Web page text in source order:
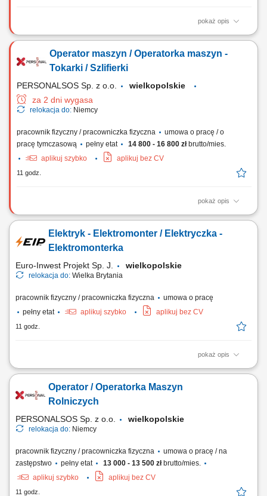
pokaż opis
Twój dzień w pracy: Praca fizyczna bezpośrednio przy maszynach
przekazywanie ich do formowania. Udział w procesie tłoczenia
gotowych elementów z półfabrykatów stalowych. Ręczny transport i
Operator maszyn / Operatorka maszyn -
Tokarki / Szlifierki
PERSONALSOS Sp. z o.o.
wielkopolskie
za 2 dni wygasa
relokacja do: Niemcy
pracownik fizyczny / pracowniczka fizyczna
umowa o pracę / o
pracę tymczasową
pełny etat 14 800 - 16 800 złbrutto/mies.
aplikuj szybko
aplikuj bez CV
11 godz.
pokaż opis
Zadania: Obsługa szlifierek do wałków w obróbki konwencjonalnej;
Dobór optymalnych parametrów obróbki; Wykonywanie pomiarów
kontrolnych oraz bieżąca kontrola jakości; Realizacja zleceń na
Elektryk - Elektromonter / Elektryczka -
Elektromonterka
Euro-Inwest Projekt Sp. J. wielkopolskie
relokacja do: Wielka Brytania
pracownik fizyczny / pracowniczka fizyczna
umowa o pracę
pełny etat
aplikuj szybko aplikuj bez CV
11 godz.
pokaż opis
Budowa i instalacja tras kablowych. Montaż linii kablowych oraz
elektrycznych. Instalacja i podłączanie urządzeń sterowania i
oświetlenia. Montaż i okablowanie szaf i rozdzielnic sterowniczych.
Operator / Operatorka Maszyn
Rolniczych
PERSONALSOS Sp. z o.o. wielkopolskie
relokacja do: Niemcy
pracownik fizyczny / pracowniczka fizyczna
umowa o pracę / na
zastępstwo
pełny etat 13 000 - 13 500 złbrutto/mies.
aplikuj szybko
aplikuj bez CV
11 godz.